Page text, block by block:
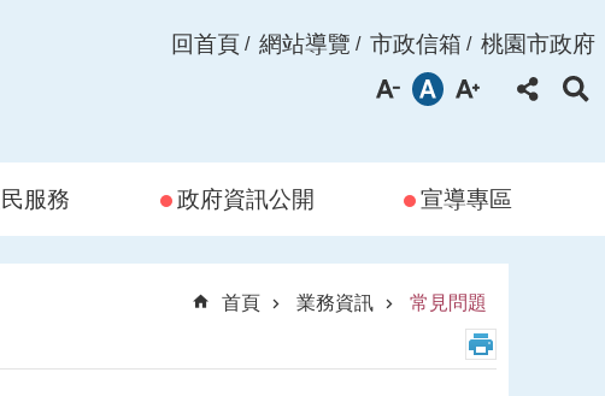
回首頁 網站導覽 市政信箱 桃園市政府
服務 政府資訊公開 宣導專區
首頁
業務資訊 常見問題